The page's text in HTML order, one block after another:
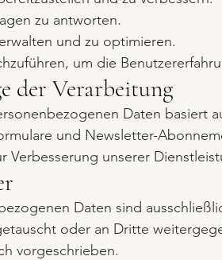
zu antworten.
und zu optimieren.
um die
der Verarbeitung
Daten basiert
und Newsletter-
Verbesserung unserer
Daten sind
oder an Dritte
vorgeschrieben.